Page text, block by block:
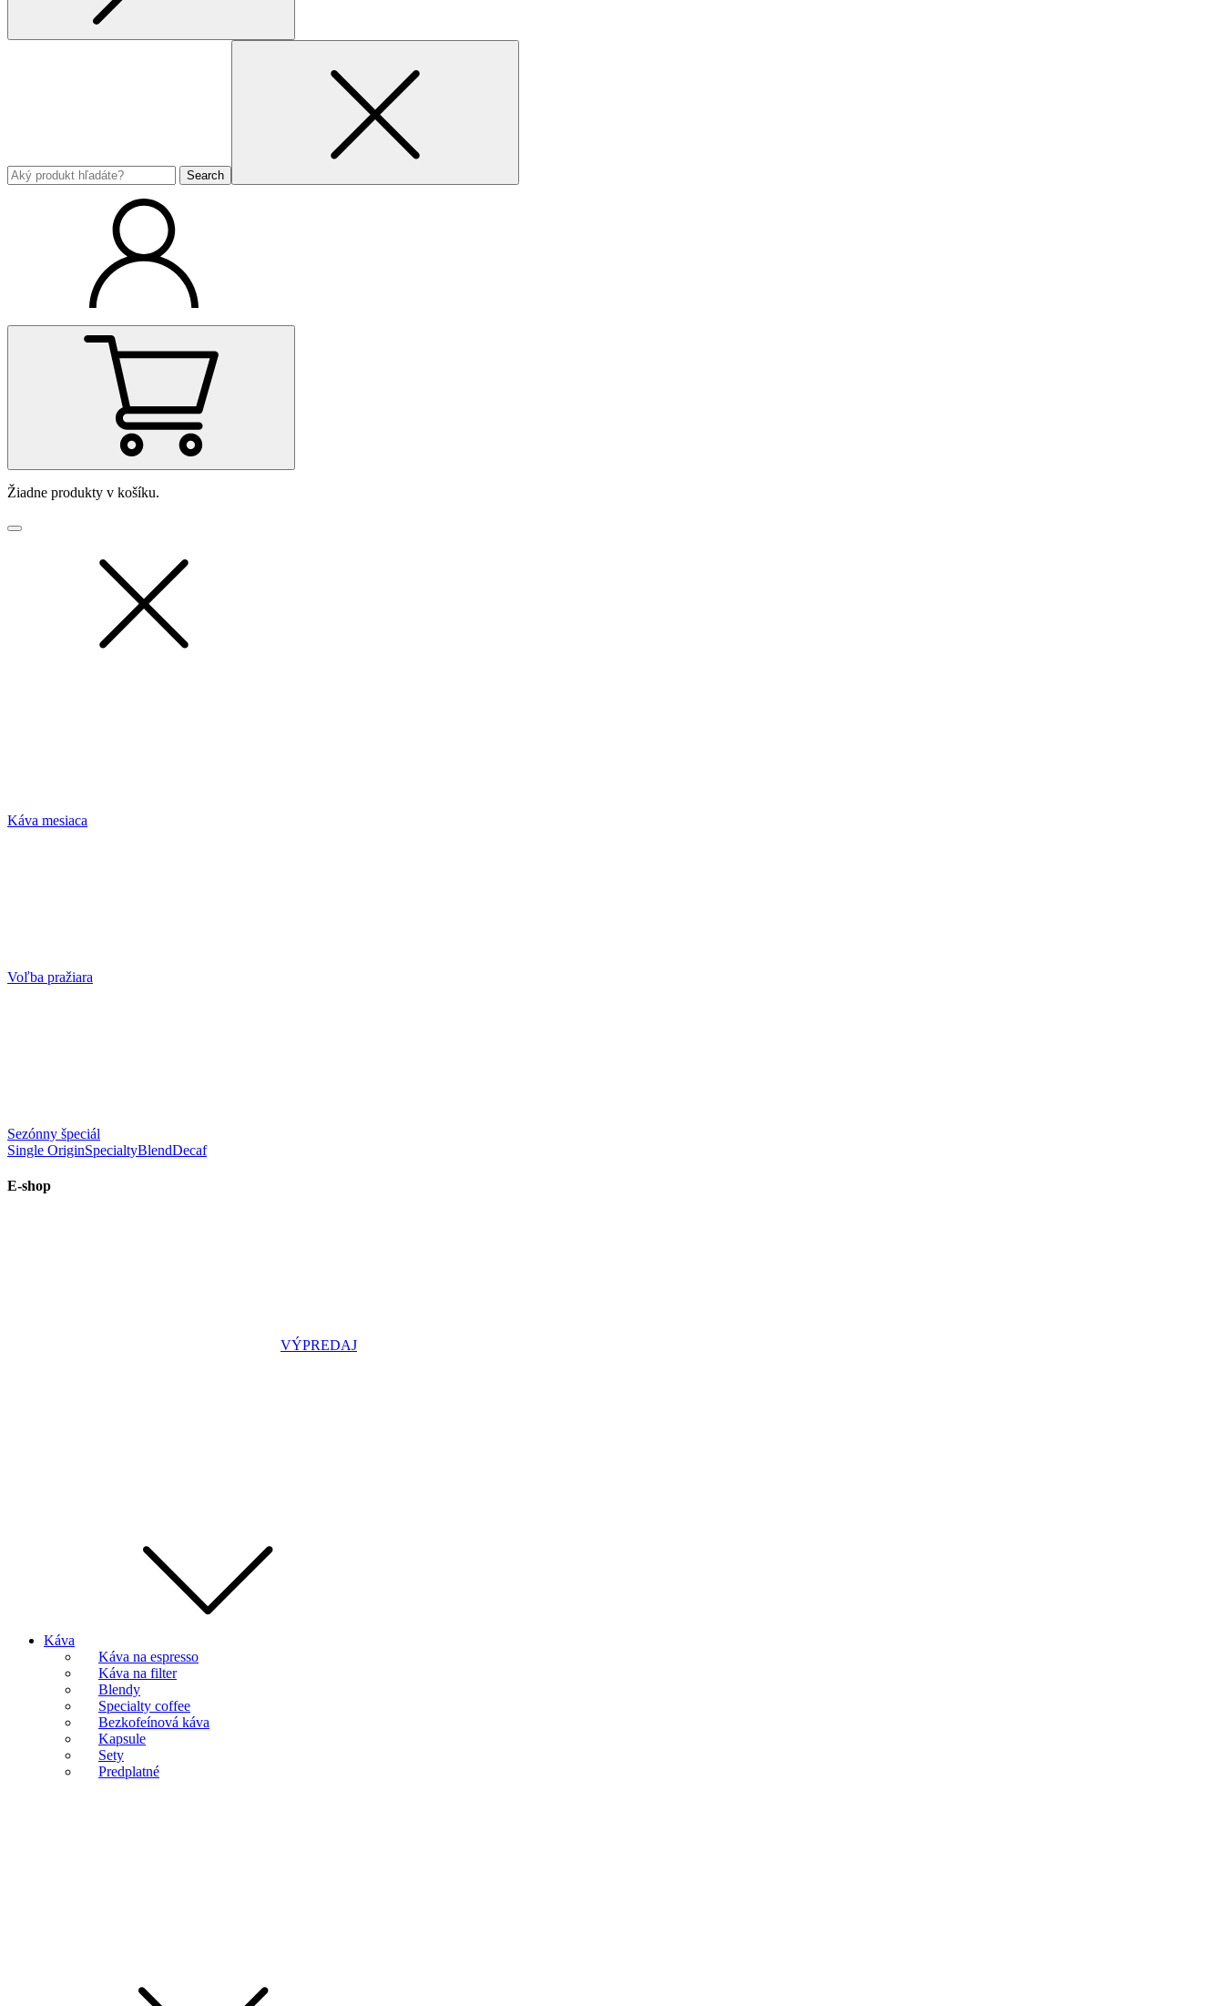
Žiadne produkty v košíku.
Káva mesiaca
Voľba pražiara
Sezónny špeciál
Single OriginSpecialtyBlendDecaf
E-shop
VÝPREDAJ
Káva
Káva na espresso
Káva na filter
Blendy
Specialty coffee
Bezkofeínová káva
Kapsule
Sety
Predplatné